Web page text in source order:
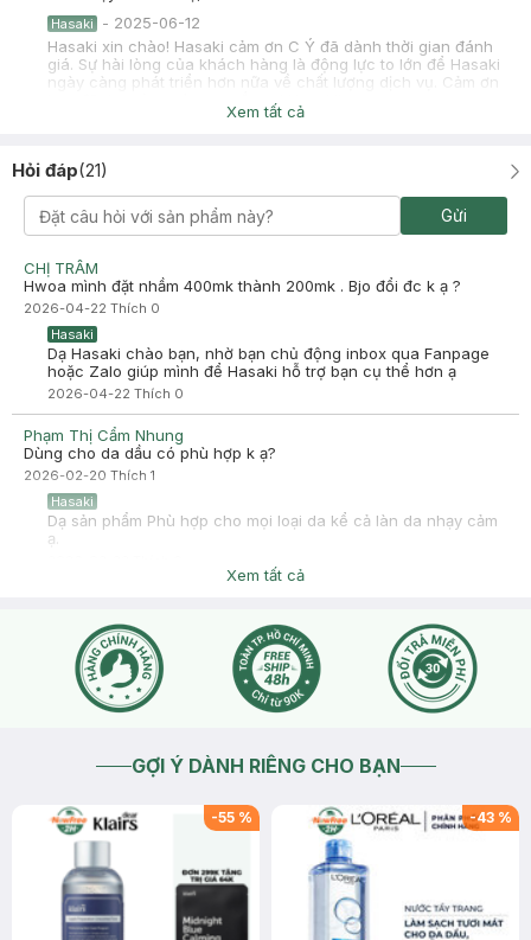
Hasaki - 2025-06-12
Hasaki xin chào! Hasaki cảm ơn C Ý đã dành thời gian đánh
giá. Sự hài lòng của khách hàng là động lực to lớn để Hasaki
ngày càng phát triển hơn nữa về chất lượng dịch vụ. Cảm ơn
bạn đã tin tưởng và mua sắm tại Hasaki!
2025-05-27
trong quá trình lau ạ . Nv có s k ạ ?
Hasaki -2025-05-27
Hasaki xin chào! Hasaki cảm ơn Võ Thị Tuyết Ngân đã dành
thời gian đánh giá. Sự hài lòng của khách hàng là động lực to
lớn để Hasaki ngày càng phát triển hơn nữa về chất lượng
dịch vụ. Cảm ơn bạn đã tin tưởng và mua sắm tại Hasaki!
Xem tất cả
Hỏi đáp(21)
Gửi
CHỊ TRÂM
Hwoa mình đặt nhầm 400mk thành 200mk . Bjo đổi đc k ạ ?
2026-04-22 Thích 0
Hasaki
Dạ Hasaki chào bạn, nhờ bạn chủ động inbox qua Fanpage
hoặc Zalo giúp mình để Hasaki hỗ trợ bạn cụ thể hơn ạ
2026-04-22 Thích 0
Phạm Thị Cẩm Nhung
Dùng cho da dầu có phù hợp k ạ?
2026-02-20 Thích 1
Hasaki
Dạ sản phẩm Phù hợp cho mọi loại da kể cả làn da nhạy cảm
ạ.
Xem tất cả
GỢI Ý DÀNH RIÊNG CHO BẠN
-55 % -43 %